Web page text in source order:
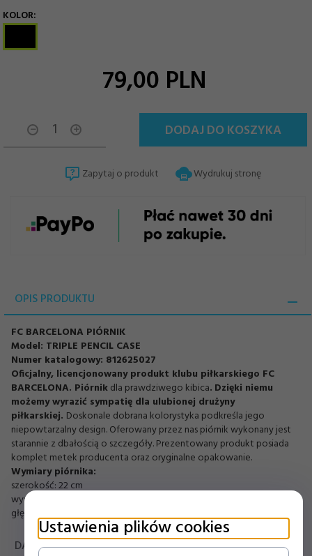
KOLOR:
79,00 PLN
DODAJ DO KOSZYKA
Zapytaj o produkt Wydrukuj stronę
OPIS PRODUKTU
FC BARCELONA PIÓRNIK
Model: TRIPLE PENCIL CASE
Numer katalogowy: 812625027
Oficjalny, licencjonowany produkt klubu piłkarskiego FC
BARCELONA. Piórnikdla prawdziwego kibica. Dzięki niemu
możemy wyrazić sympatię dla ulubionej drużyny
piłkarskiej. Doskonale dobrana kolorystyka podkreśla jego
niepowtarzalny design. Oferowany przez nas piórnik wykonany jest
starannie z dbałością o szczegóły. Prezentowany produkt posiada
komplet metek producenta oraz oryginalne opakowanie.
Wymiary piórnika:
szerokość: 22 cm
wysokość: 6 cm
głębokość: 8,5 cm
DANE TECHNICZNE
Ustawienia plików cookies